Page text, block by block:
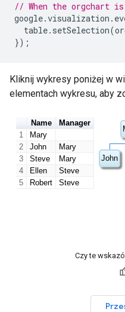
// When the orgchart
google.visualization .
table. setSelection(
});
Kliknij wykresy poniżej w
elementach wykresu, aby
Czy te